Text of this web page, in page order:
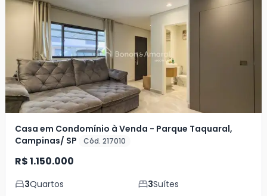
Casa em Condomínio à Venda - Parque Taquaral,
Campinas/ SP
Cód. 217010
R$ 1.150.000
3Quartos 3Suítes